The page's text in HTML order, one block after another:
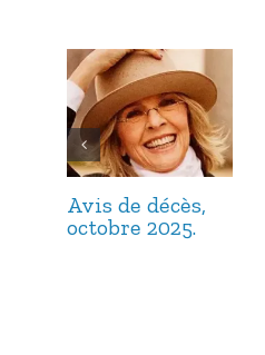
Avis de décès,
octobre 2025.